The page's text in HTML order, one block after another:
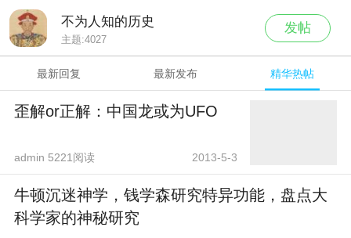
不为人知的历史
主题:4027
发帖
最新回复 最新发布 精华热帖
歪解or正解：中国龙或为UFO
admin 5221阅读 2013-5-3
牛顿沉迷神学，钱学森研究特异功能，盘点大
科学家的神秘研究